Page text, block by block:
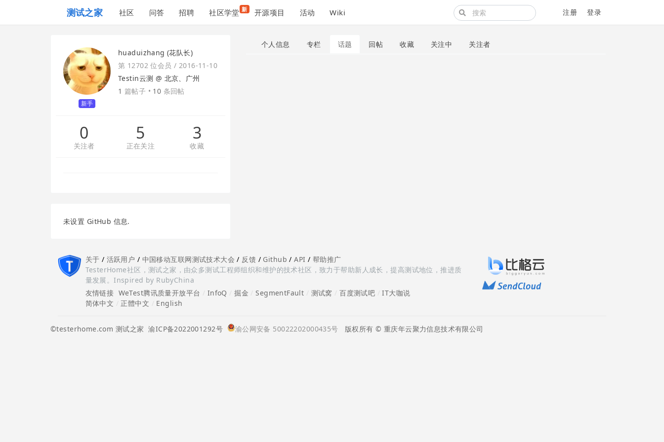
测试之家 社区 问答 招聘 社区学堂 新 开源项目 活动 Wiki 注册 登录
新手
huaduizhang (花队长)
第 12702 位会员 / 2016-11-10
Testin云测 @ 北京、广州
1 篇帖子 • 10 条回帖
0
关注者
5
正在关注
3
收藏
未设置 GitHub 信息.
个人信息 专栏 话题 回帖 收藏 关注中 关注者
关于 / 活跃用户 / 中国移动互联网测试技术大会 / 反馈 / Github /API / 帮助推广
TesterHome社区，测试之家，由众多测试工程师组织和维护的技术社区，致力于帮助新人成长，提高测试地位，推进质
量发展。Inspired by RubyChina
友情链接 WeTest腾讯质量开放平台 InfoQ /掘金 /SegmentFault 测试窝 /百度测试吧 /IT大咖说
简体中文
正體中文 English
©testerhome.com 测试之家 渝ICP备2022001292号 渝公网安备 50022202000435号 版权所有 © 重庆年云聚力信息技术有限公司